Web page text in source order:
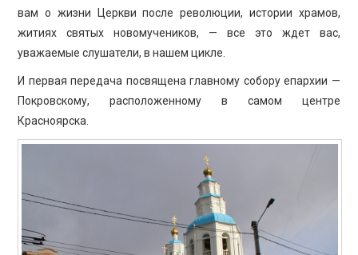
вам о жизни Церкви после революции, истории храмов,
житиях святых новомучеников, — все это ждет вас,
уважаемые слушатели, в нашем цикле.
И первая передача посвящена главному собору епархии —
Покровскому, расположенному в самом центре
Красноярска.